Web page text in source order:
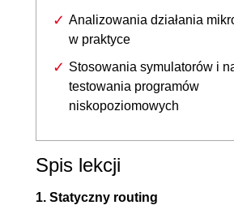
Analizowania działania
w praktyce
Stosowania symulatorów i
testowania programów
niskopoziomowych
Spis lekcji
1. Statyczny routing